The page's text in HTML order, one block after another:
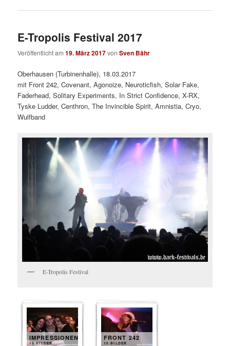
E-Tropolis Festival 2017
Veröffentlicht am19. März 2017vonSven Bähr
Oberhausen (Turbinenhalle), 18.03.2017
mit Front 242, Covenant, Agonoize, Neuroticfish, Solar Fake,
Faderhead, Solitary Experiments, In Strict Confidence, X-RX,
Tyske Ludder, Centhron, The Invincible Spirit, Amnistia, Cryo,
Wulfband
E-Tropolis Festival
IMPRESSIONEN
15 BILDER
FRONT 242
15 BILDER